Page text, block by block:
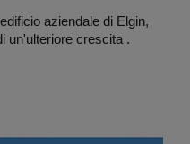
aziendale di Elgin,
un'ulteriore crescita .